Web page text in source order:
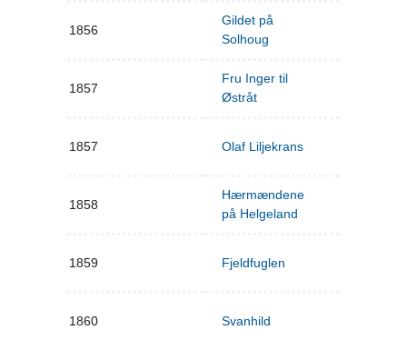
1856
Gildet på
Solhoug
1857
Fru Inger til
Østråt
1857 Olaf Liljekrans
1858
Hærmændene
på Helgeland
1859 Fjeldfuglen
1860 Svanhild